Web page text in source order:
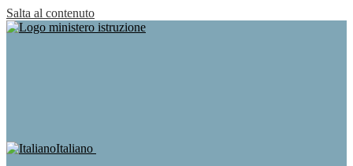
Salta al contenuto
Italiano